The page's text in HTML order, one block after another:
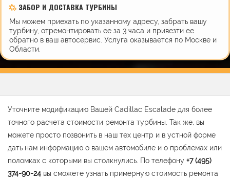
ЗАБОР И ДОСТАВКА ТУРБИНЫ
Мы можем приехать по указанному адресу, забрать вашу
турбину, отремонтировать ее за 3 часа и привезти ее
обратно в ваш автосервис. Услуга оказывается по Москве и
Области.
Уточните модификацию Вашей Cadillac Escalade для более
точного расчета стоимости ремонта турбины. Так же, вы
можете просто позвонить в наш тех центр и в устной форме
дать нам информацию о вашем автомобиле и о проблемах или
поломках с которыми вы столкнулись. По телефону +7 (495)
374-90-24 вы сможете узнать примерную стоимость ремонта